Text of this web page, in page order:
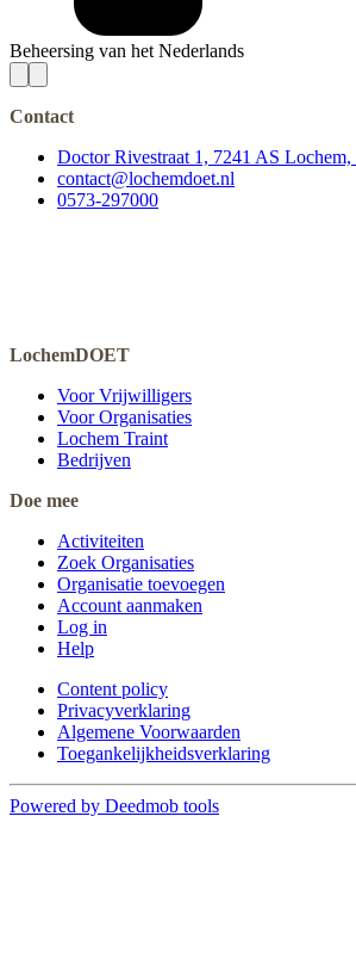
Beheersing van het Nederlands
Contact
Doctor Rivestraat 1, 7241 AS Lochem,
contact@lochemdoet.nl
0573-297000
LochemDOET
Voor Vrijwilligers
Voor Organisaties
Lochem Traint
Bedrijven
Doe mee
Activiteiten
Zoek Organisaties
Organisatie toevoegen
Account aanmaken
Log in
Help
Content policy
Privacyverklaring
Algemene Voorwaarden
Toegankelijkheidsverklaring
Powered by Deedmob tools